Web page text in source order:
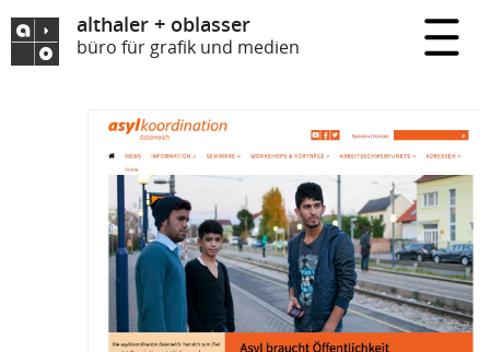
althaler + oblasser
büro für grafik und medien